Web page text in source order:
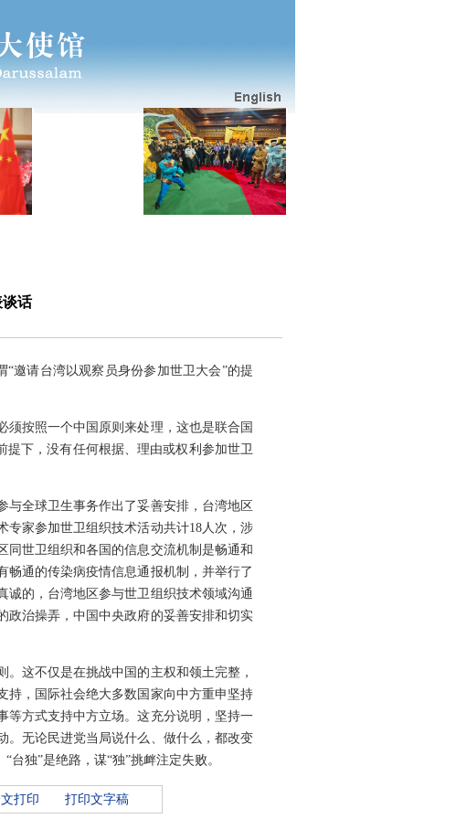
话
邀请台湾以观察员身份参加世卫大会”的提
按照一个中国原则来处理，这也是联合国
提下，没有任何根据、理由或权利参加世卫
全球卫生事务作出了妥善安排，台湾地区
专家参加世卫组织技术活动共计18人次，涉
同世卫组织和各国的信息交流机制是畅通和
畅通的传染病疫情信息通报机制，并举行了
诚的，台湾地区参与世卫组织技术领域沟通
政治操弄，中国中央政府的妥善安排和切实
这不仅是在挑战中国的主权和领土完整，
持，国际社会绝大多数国家向中方重申坚持
等方式支持中方立场。这充分说明，坚持一
。无论民进党当局说什么、做什么，都改变
独”是绝路，谋“独”挑衅注定失败。
打印 打印文字稿